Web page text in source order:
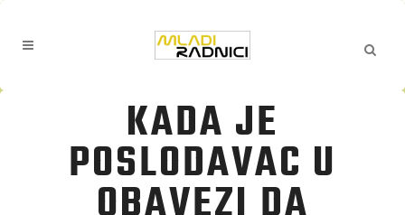
KADA JE
POSLODAVAC U